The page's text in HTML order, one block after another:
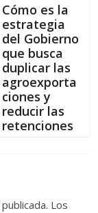
Cómo es la
estrategia
del Gobierno
que busca
duplicar las
agroexporta
ciones y
reducir las
retenciones
Los